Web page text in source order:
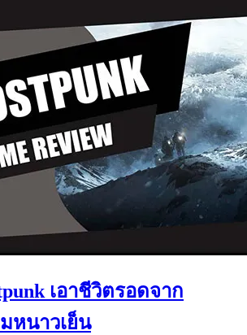
เอาชีวิตรอดจาก
หนาวเย็น